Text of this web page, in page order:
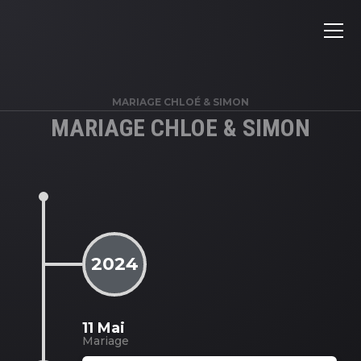
MARIAGE CHLOÉ & SIMON
MARIAGE CHLOE & SIMON
2024
11 Mai
Mariage